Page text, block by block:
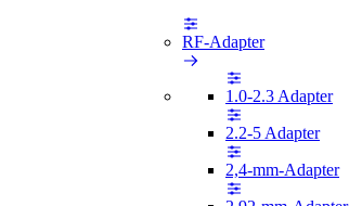
RF-Adapter
1.0-2.3 Adapter
2.2-5 Adapter
2,4-mm-Adapter